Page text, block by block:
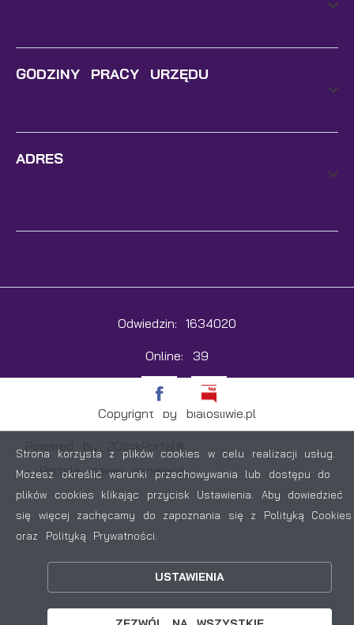
GODZINY PRACY URZĘDU
ADRES
Odwiedzin: 1634020
Online: 39
Copyright by bialosliwie.pl
- Portale nowej generacji
Strona korzysta z plików cookies w celu realizacji usług.
Możesz określić warunki przechowywania lub dostępu do
plików cookies klikając przycisk Ustawienia. Aby dowiedzieć
się więcej zachęcamy do zapoznania się z Polityką Cookies
oraz Polityką Prywatności.
USTAWIENIA
ZAPISZ WYBRANE